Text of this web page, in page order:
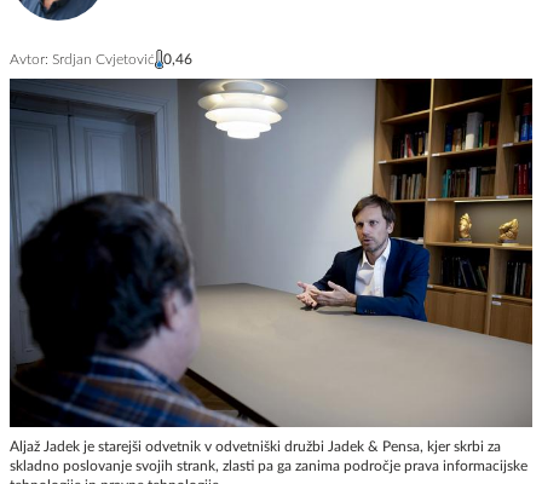
Avtor: Srdjan Cvjetović 0,46
Aljaž Jadek je starejši odvetnik v odvetniški družbi Jadek & Pensa, kjer skrbi za
skladno poslovanje svojih strank, zlasti pa ga zanima področje prava informacijske